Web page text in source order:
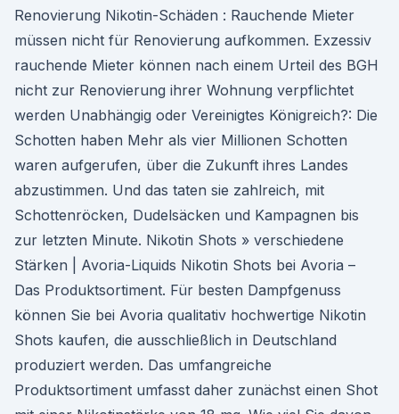
Renovierung Nikotin-Schäden : Rauchende Mieter
müssen nicht für Renovierung aufkommen. Exzessiv
rauchende Mieter können nach einem Urteil des BGH
nicht zur Renovierung ihrer Wohnung verpflichtet
werden Unabhängig oder Vereinigtes Königreich?: Die
Schotten haben Mehr als vier Millionen Schotten
waren aufgerufen, über die Zukunft ihres Landes
abzustimmen. Und das taten sie zahlreich, mit
Schottenröcken, Dudelsäcken und Kampagnen bis
zur letzten Minute. Nikotin Shots » verschiedene
Stärken | Avoria-Liquids Nikotin Shots bei Avoria –
Das Produktsortiment. Für besten Dampfgenuss
können Sie bei Avoria qualitativ hochwertige Nikotin
Shots kaufen, die ausschließlich in Deutschland
produziert werden. Das umfangreiche
Produktsortiment umfasst daher zunächst einen Shot